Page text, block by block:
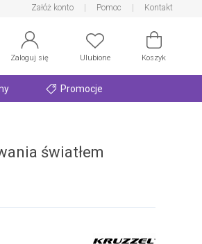
Załóż konto Pomoc Kontakt
Zaloguj się Ulubione Koszyk
Promocje
światłem